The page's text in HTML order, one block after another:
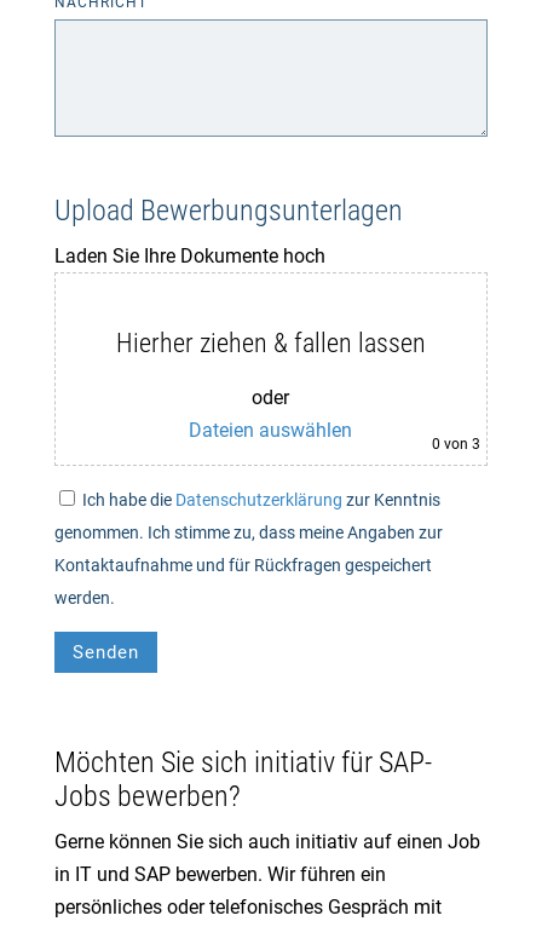
lasse
Upload Bewerbungsunterlagen
Laden Sie Ihre Dokumente hoch
Hierher ziehen & fallen lassen
oder
Dateien auswählen
0 von 3
Ich habe die Datenschutzerklärung zur Kenntnis
genommen. Ich stimme zu, dass meine Angaben zur
Kontaktaufnahme und für Rückfragen gespeichert
werden.
Senden
Möchten Sie sich initiativ für SAP-
Jobs bewerben?
Gerne können Sie sich auch initiativ auf einen Job
in IT und SAP bewerben. Wir führen ein
persönliches oder telefonisches Gespräch mit